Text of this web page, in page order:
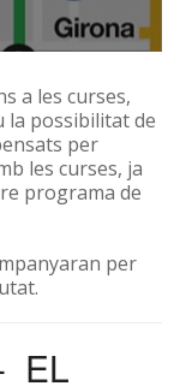
a les curses,
la possibilitatde
per
les curses, ja
programa de
per
EL